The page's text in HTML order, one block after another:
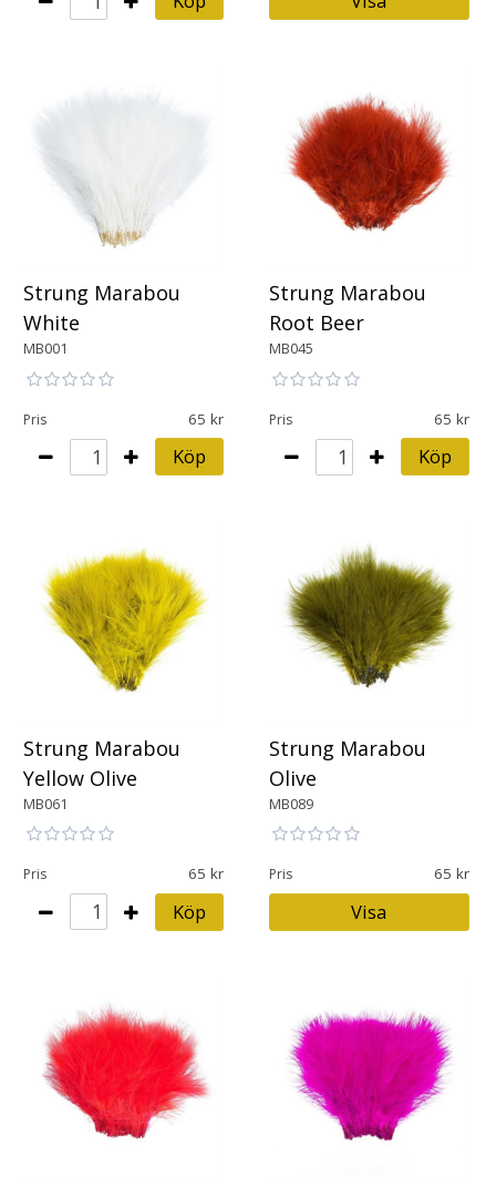
Strung Marabou
White
MB001
Pris 65
Köp
Strung Marabou
Root Beer
MB045
Pris 65
Köp
Strung Marabou
Yellow Olive
MB061
Pris 65
Köp
Strung Marabou
Olive
MB089
Pris 65
Visa